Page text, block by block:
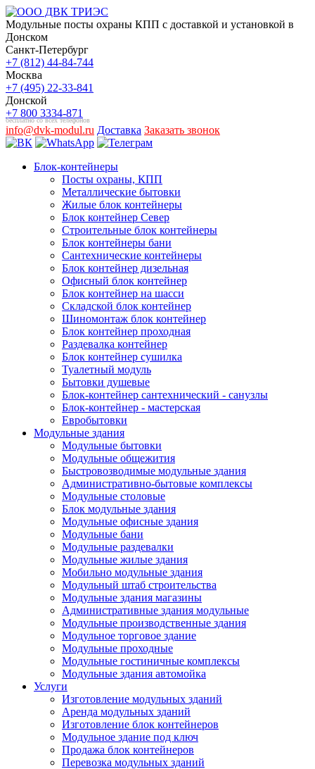
Модульные посты охраны КПП с доставкой и установкой в
Донском
Санкт-Петербург
+7 (812) 44-84-744
Москва
+7 (495) 22-33-841
Донской
+7 800 3334-871
бесплатно со всех телефонов
info@dvk-modul.ru Доставка Заказать звонок
Блок-контейнеры
Посты охраны, КПП
Металлические бытовки
Жилые блок контейнеры
Блок контейнер Север
Строительные блок контейнеры
Блок контейнеры бани
Сантехнические контейнеры
Блок контейнер дизельная
Офисный блок контейнер
Блок контейнер на шасси
Складской блок контейнер
Шиномонтаж блок контейнер
Блок контейнер проходная
Раздевалка контейнер
Блок контейнер сушилка
Туалетный модуль
Бытовки душевые
Блок-контейнер сантехнический - санузлы
Блок-контейнер - мастерская
Евробытовки
Модульные здания
Модульные бытовки
Модульные общежития
Быстровозводимые модульные здания
Административно-бытовые комплексы
Модульные столовые
Блок модульные здания
Модульные офисные здания
Модульные бани
Модульные раздевалки
Модульные жилые здания
Мобильно модульные здания
Модульный штаб строительства
Модульные здания магазины
Административные здания модульные
Модульные производственные здания
Модульное торговое здание
Модульные проходные
Модульные гостиничные комплексы
Модульные здания автомойка
Услуги
Изготовление модульных зданий
Аренда модульных зданий
Изготовление блок контейнеров
Модульное здание под ключ
Продажа блок контейнеров
Перевозка модульных зданий